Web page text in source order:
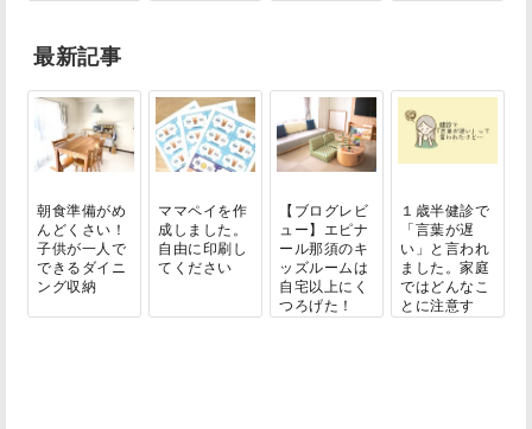
最新記事
朝食準備がめ
んどくさい！
子供が一人で
できるダイニ
ング収納
ママペイを作
成しました。
自由に印刷し
てください
【ブログレビ
ュー】エピナ
ール那須のキ
ッズルームは
自宅以上にく
つろげた！
１歳半健診で
「言葉が遅
い」と言われ
ました。家庭
ではどんなこ
とに注意す